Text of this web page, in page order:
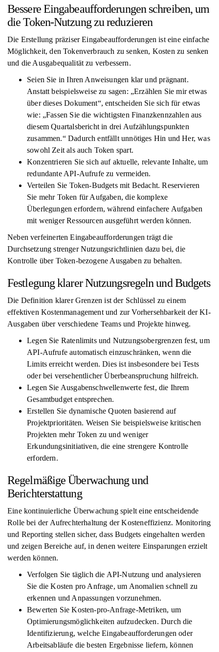
Bessere Eingabeaufforderungen schreiben, um
die Token-Nutzung zu reduzieren
Die Erstellung präziser Eingabeaufforderungen ist eine einfache
Möglichkeit, den Tokenverbrauch zu senken, Kosten zu senken
und die Ausgabequalität zu verbessern.
Seien Sie in Ihren Anweisungen klar und prägnant.
Anstatt beispielsweise zu sagen: „Erzählen Sie mir etwas
über dieses Dokument“, entscheiden Sie sich für etwas
wie: „Fassen Sie die wichtigsten Finanzkennzahlen aus
diesem Quartalsbericht in drei Aufzählungspunkten
zusammen.“ Dadurch entfällt unnötiges Hin und Her, was
sowohl Zeit als auch Token spart.
Konzentrieren Sie sich auf aktuelle, relevante Inhalte, um
redundante API-Aufrufe zu vermeiden.
Verteilen Sie Token-Budgets mit Bedacht. Reservieren
Sie mehr Token für Aufgaben, die komplexe
Überlegungen erfordern, während einfachere Aufgaben
mit weniger Ressourcen ausgeführt werden können.
Neben verfeinerten Eingabeaufforderungen trägt die
Durchsetzung strenger Nutzungsrichtlinien dazu bei, die
Kontrolle über Token-bezogene Ausgaben zu behalten.
Festlegung klarer Nutzungsregeln und Budgets
Die Definition klarer Grenzen ist der Schlüssel zu einem
effektiven Kostenmanagement und zur Vorhersehbarkeit der KI-
Ausgaben über verschiedene Teams und Projekte hinweg.
Legen Sie Ratenlimits und Nutzungsobergrenzen fest, um
API-Aufrufe automatisch einzuschränken, wenn die
Limits erreicht werden. Dies ist insbesondere bei Tests
oder bei versehentlicher Überbeanspruchung hilfreich.
Legen Sie Ausgabenschwellenwerte fest, die Ihrem
Gesamtbudget entsprechen.
Erstellen Sie dynamische Quoten basierend auf
Projektprioritäten. Weisen Sie beispielsweise kritischen
Projekten mehr Token zu und weniger
Erkundungsinitiativen, die eine strengere Kontrolle
erfordern.
Regelmäßige Überwachung und
Berichterstattung
Eine kontinuierliche Überwachung spielt eine entscheidende
Rolle bei der Aufrechterhaltung der Kosteneffizienz. Monitoring
und Reporting stellen sicher, dass Budgets eingehalten werden
und zeigen Bereiche auf, in denen weitere Einsparungen erzielt
werden können.
Verfolgen Sie täglich die API-Nutzung und analysieren
Sie die Kosten pro Anfrage, um Anomalien schnell zu
erkennen und Anpassungen vorzunehmen.
Bewerten Sie Kosten-pro-Anfrage-Metriken, um
Optimierungsmöglichkeiten aufzudecken. Durch die
Identifizierung, welche Eingabeaufforderungen oder
Arbeitsabläufe die besten Ergebnisse liefern, können